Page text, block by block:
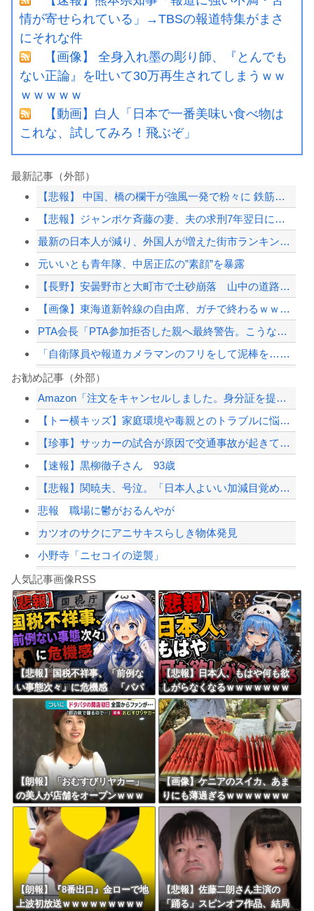
情が寄せられている」→TBSの報道特集がまさ
にそれな件
【画像】 全身入れ墨の彫り師、『とんでも
ない正論』を吐いて30万再生されてしまうｗｗ
ｗｗｗｗｗ
【動画】白人「日本で一番美味い食べ物は
これな、試してみろ！飛ぶぞ」
最新記事（外部）
【悲報】 中国、橋の欄干が強風一発で粉々に 鉄筋ゼロ 当局「接着剤でくっつけただ...
【悲報】ジャンポケ斉藤の妻、夫の求刑7年翌日にウキウキでInstagram更新
最新の日本人が減り、外国人が増えた街市ランキングをご覧下さい→5位川口市、4位京...
元いいとも青年隊、中居正広の”素顔”を暴露
【長野】安曇野市と大町市で土砂崩落 山中の道路が寸断 宿泊客や登山客など計400...
【画像】東海道新幹線の自由席、ガチで終わるｗｗｗｗ
PTA会長「PTA参加拒否した親へ最終警告。こうなってもいい？」
「自衛隊員や報道カメラマンのフリをして泥棒を…」500万円分の預金通帳を盗まれた...
ショートスリーパー堀大輔氏、涙を流す
【夏の悲劇】父親、溺れた息子を救おうとしてﾀﾋ亡 →専門家も警鐘「救助は二次被害...
世耕議員、国会で審議・議決した予算を財務省が勝手に３兆円動かしていると指摘・問題...
【緊急速報】NYで警官が黒人男性の首を絞め、暴動第二波不可避へ
Powered by livedoor 相互RSS
お勧め記事（外部）
Amazon「注文をキャンセルしました。身分証を提出してください」 X民「は？怪...
【トー横キッズ】家庭環境や毒親とのトラブルに悩む若者「大人に相談しても具体的に何...
【珍事】サッカーの試合が原因で交通事故が起きてしまう。
【速報】黒柳徹子さん 93歳
【悲報】関暁夫、号泣。「日本人よいい加減目覚めろ！」と涙の訴え
悲報 職場に鬱がおるんやが
カツオのサクにアニサキスらしき物体発見
小野寺「ニセコイの逆襲」
【言うて人手不足だし？】未経験から「エンジニア」になるという選択‥‥
8/4のニュース
日本旅行キャンセルすべきか…1万年ぶり史上最大級の火山の兆し＝韓国の反応
更新中止のお知らせ
海外「おめでとうタキ！」リヴァプール南野がバースデーゴール！！
Powered by livedoor 相互RSS
人気記事画像RSS
【悲報】国税不祥事、「前例な
い事態次々」に危機感 「パパ
活」、情報漏えいも
【悲報】日本人、もはや何も欲
しがらなくなるｗｗｗｗｗｗｗ
ｗｗｗｗｗｗｗｗｗｗｗｗｗｗ
ｗｗｗ
【朗報】「おむすびリヤカー」
の美人が店舗をオープンｗｗｗ
ｗｗｗｗｗｗｗｗｗ
【画像】ケニアのスイカ、あま
りにも薄過ぎるｗｗｗｗｗｗｗ
ｗｗｗｗｗｗ
【朗報】『8番出口』金ローで地
上波初放送ｗｗｗｗｗｗｗｗｗ
【悲報】佐藤二朗さん主演の
「踊る」スピンオフ作品、結局